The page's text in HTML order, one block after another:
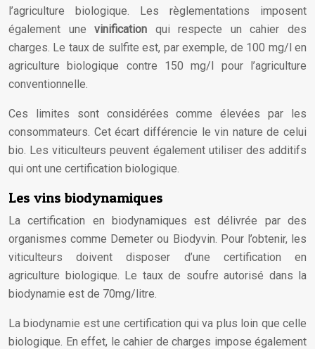
l’agriculture biologique. Les règlementations imposent
également unevinification qui respecte un cahier des
charges. Le taux de sulfite est, par exemple, de 100 mg/l en
agriculture biologique contre 150 mg/l pour l’agriculture
conventionnelle.
Ces limites sont considérées comme élevées par les
consommateurs. Cet écart différencie le vin nature de celui
bio. Les viticulteurs peuvent également utiliser des additifs
qui ont une certification biologique.
Les vins biodynamiques
La certification en biodynamiques est délivrée par des
organismes comme Demeter ou Biodyvin. Pour l’obtenir, les
viticulteurs doivent disposer d’une certification en
agriculture biologique. Le taux de soufre autorisé dans la
biodynamie est de 70mg/litre.
La biodynamie est une certification qui va plus loin que celle
biologique. En effet, le cahier de charges impose également